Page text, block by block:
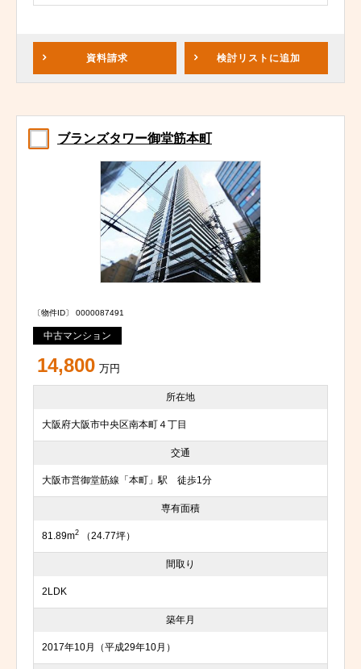
資料請求 検討リスト に追加
ブランズタワー御堂筋本町
〔物件ID〕 0000087491
中古マンション
14,800 万円
所在地
大阪府大阪市中央区南本町４丁目
交通
大阪市営御堂筋線「本町」駅 徒歩1分
専有面積
81.89m2 （24.77坪）
間取り
2LDK
築年月
2017年10月（平成29年10月）